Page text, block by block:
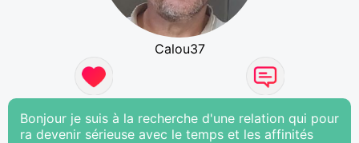
Calou37
Bonjour je suis à la recherche d'une relation qui pour
ra devenir sérieuse avec le temps et les affinités